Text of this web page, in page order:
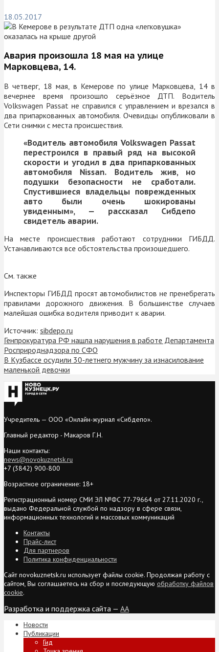
18.05.2017
Авария произошла 18 мая на улице
Марковцева, 14.
В четверг, 18 мая, в Кемерове по улице Марковцева, 14 в
вечернее время произошло серьёзное ДТП. Водитель
Volkswagen Passat не справился с управлением и врезался в
два припаркованных автомобиля. Очевидцы опубликовали в
Сети снимки с места происшествия.
«Водитель автомобиля Volkswagen Passat
перестроился в правый ряд на высокой
скорости и угодил в два припаркованных
автомобиля Nissan. Водитель жив, но
подушки безопасности не сработали.
Спустившиеся владельцы поврежденных
авто были очень шокированы
увиденным», — рассказал Сибдепо
свидетель аварии.
На месте происшествия работают сотрудники ГИБДД.
Устанавливаются все обстоятельства произошедшего.
См. также
Инспекторы ГИБДД просят автомобилистов не пренебрегать
правилами дорожного движения. В большинстве случаев
малейшая ошибка водителя приводит к аварии.
Источник: sibdepo.ru
Генпрокуратура РФ нашла нарушения в работе Департамента
Росприроднадзора по СФО
В Кузбассе осудили 30-летнего мужчину за изнасилование
маленькой девочки
Учредитель — ООО «Онлайн-журнал «Сибдепо».
Главный редактор - Макаров Г.Н.
Наши контакты:
news@novokuznetsk.ru
+7 (3842) 900-800
Возрастное ограничение: 18+
Регистрационный номер СМИ ЭЛ №ФС 77-79664 от 27.11.2020 г.,
выдано Федеральной службой по надзору в сфере связи,
информационных технологий и массовых коммуникаций
Контакты
Прайс-лист
Для партнеров
Политика конфиденциальности
Сайт novokuznetsk.ru использует файлы cookie. Продолжая работу с
сайтом, Вы соглашаетесь на сбор и последующую обработку файлов
cookie.
Разработка и поддержка сайта — AA
Новости
Публикации
Гид